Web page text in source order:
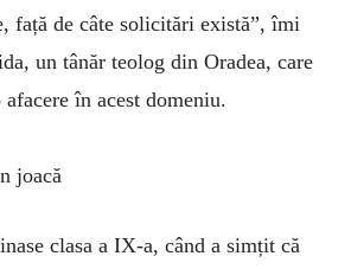
față de câte solicitări există”, îmi
un tânăr teolog din Ora­dea, care
în acest domeniu.
joacă
clasa a IX-a, când a simțit că